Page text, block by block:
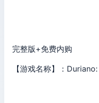
完整版+免费内购
【游戏名称】：